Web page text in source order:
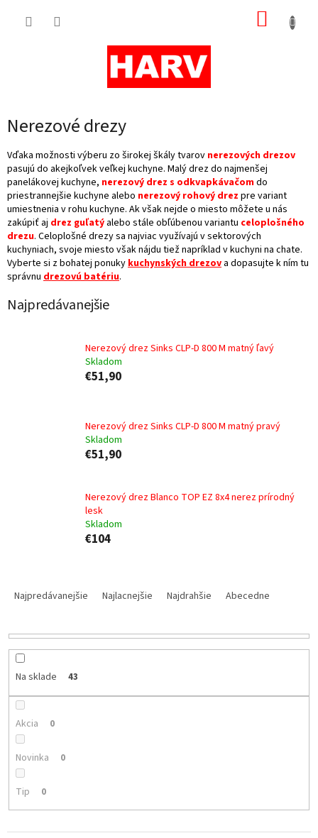
Nerezové drezy
Vďaka možnosti výberu zo širokej škály tvarov nerezových drezov
pasujú do akejkoľvek veľkej kuchyne. Malý drez do najmenšej
panelákovej kuchyne, nerezový drez s odkvapkávačomdo
priestrannejšie kuchyne alebo nerezový rohový drez pre variant
umiestnenia v rohu kuchyne. Ak však nejde o miesto môžete u nás
zakúpiť aj drez guľatý alebo stále obľúbenou variantu celoplošného
drezu. Celoplošné drezy sa najviac využívajú v sektorových
kuchyniach, svoje miesto však nájdu tiež napríklad v kuchyni na chate.
Vyberte si z bohatej ponuky kuchynských drezov a dopasujte k ním tu
správnu drezovú batériu.
Najpredávanejšie
Nerezový drez Sinks CLP-D 800 M matný ľavý
Skladom
€51,90
Nerezový drez Sinks CLP-D 800 M matný pravý
Skladom
€51,90
Nerezový drez Blanco TOP EZ 8x4 nerez prírodný
lesk
Skladom
€104
n
v
Najpredávanejšie Najlacnejšie Najdrahšie Abecedne
Na sklade 43
Akcia 0
Novinka 0
Tip 0